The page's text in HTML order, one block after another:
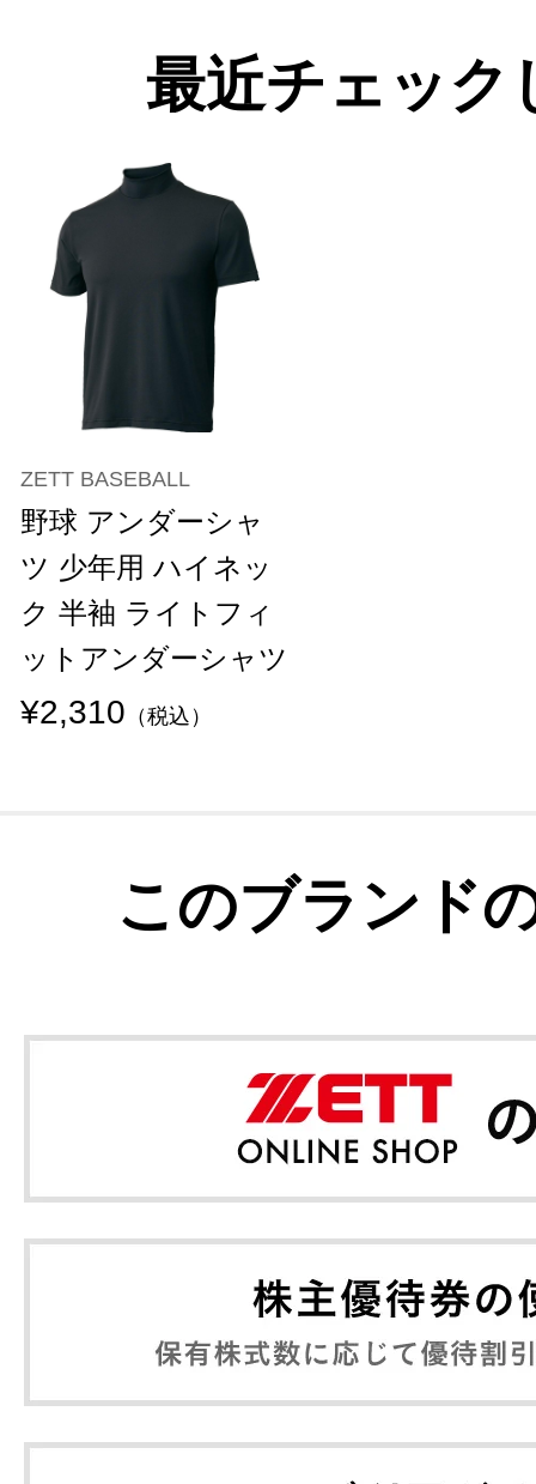
最近チェック
ZETT BASEBALL
野球 アンダーシャ
ツ 少年用 ハイネッ
ク 半袖 ライトフィ
ットアンダーシャツ
¥2,310 （税込）
このブランド